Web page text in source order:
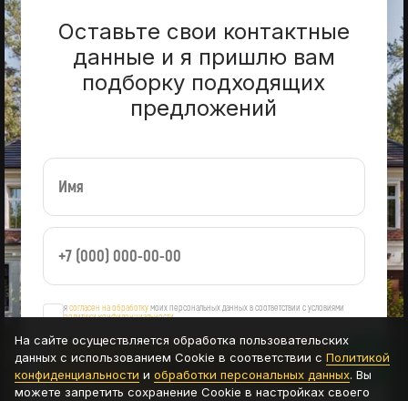
Оставьте свои контактные
данные и я пришлю вам
подборку подходящих
предложений
ясогласен на обработкумоих персональных данных в соответствии с условиями
политики конфиденциальности
ОСТАВИТЬ ЗАЯВКУ
На сайте осуществляется обработка пользовательских
данных с использованием Cookie в соответствии с Политикой
конфиденциальности и обработки персональных данных. Вы
можете запретить сохранение Cookie в настройках своего